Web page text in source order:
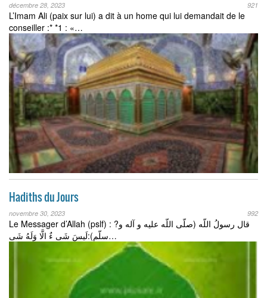
décembre 28, 2023 921
L’Imam Ali (paix sur lui) a dit à un home qui lui demandait de le
conseiller :* *1 : «…
Hadiths du Jours
novembre 30, 2023 992
Le Messager d’Allah (pslf) : ?قال رسولُ اللّه (صلّی اللّه علیه و آله و
سلّم):لَیسَ شَی ءٌ الَّا وَلَهُ شَی…